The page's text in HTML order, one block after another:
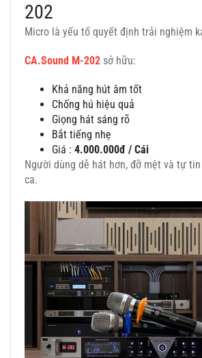
202
Micro là yếu tố quyết định trải nghiệm
CA.Sound M-202 sở hữu:
Khả năng hút âm tốt
Chống hú hiệu quả
Giọng hát sáng rõ
Bắt tiếng nhẹ
Giá : 4.000.000đ / Cái
Người dùng dễ hát hơn, đỡ mệt và tự
ca.